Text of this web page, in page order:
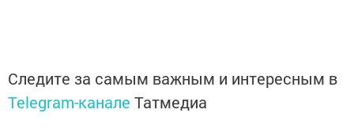
Следите за самым важным и интересным в
Telegram-канале Татмедиа